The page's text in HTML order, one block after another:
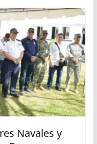
Navales y